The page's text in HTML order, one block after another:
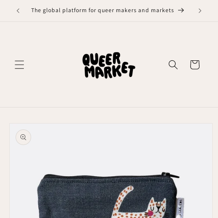
naar deThe global platform for queer makers and markets
Winkelwagen